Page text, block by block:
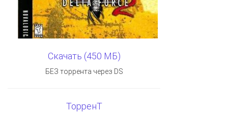
Скачать (450 МБ)
БЕЗ торрента через DS
ТорренТ